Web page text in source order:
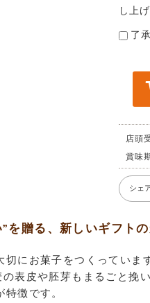
し上
了
店頭
賞味
シェ
贈る、新しいギフトの
にお菓子をつくっていま
表皮や胚芽もまるごと挽い
徴です。